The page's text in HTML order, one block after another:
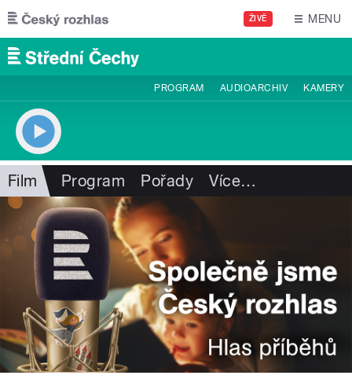
Přejít k hlavnímu obsahu
ŽIVĚ MENU
PROGRAM AUDIOARCHIV KAMERY
Film Program Pořady Více…